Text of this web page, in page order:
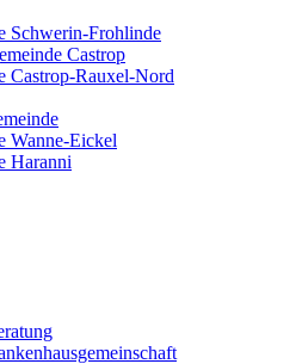
Schwerin-Frohlinde
Castrop
Castrop-Rauxel-Nord
Wanne-Eickel
Haranni